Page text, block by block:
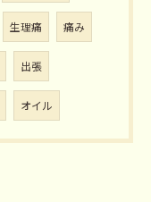
生理痛 痛み
出張
オイル